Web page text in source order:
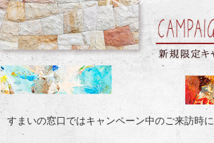
すまいの窓口ではキャンペーン中のご来訪時に